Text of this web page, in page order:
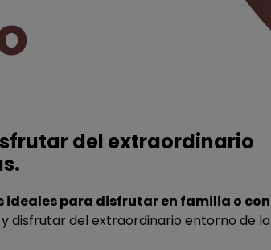
del extraordinario
ideales para disfrutar en familia o con
disfrutar del extraordinario entorno de la